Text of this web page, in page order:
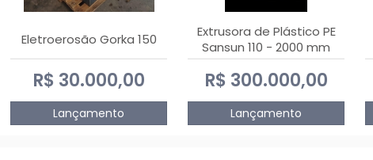
Eletroerosão Gorka 150
R$ 30.000,00
Lançamento
Extrusora de Plástico PE
Sansun 110 - 2000 mm
R$ 300.000,00
Lançamento